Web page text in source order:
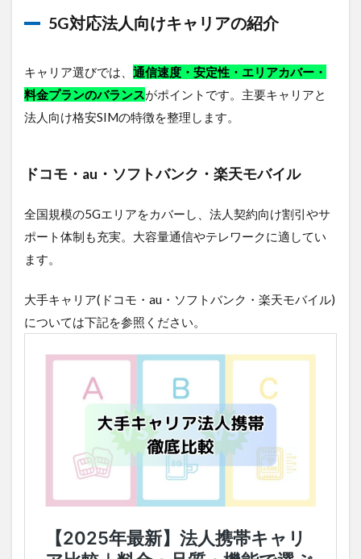
5G対応法人向けキャリアの紹介
キャリア選びでは、 通信速度・安定性・エリアカバー・
料金プランのバランスがポイントです。主要キャリアと
法人向け格安SIMの特徴を整理します。
ドコモ・au・ソフトバンク・楽天モバイル
全国規模の5Gエリアをカバーし、法人契約向け割引やサ
ポート体制も充実。大容量通信やテレワークに適してい
ます。
大手キャリア(ドコモ・au・ソフトバンク・楽天モバイル)
については下記を参照ください。